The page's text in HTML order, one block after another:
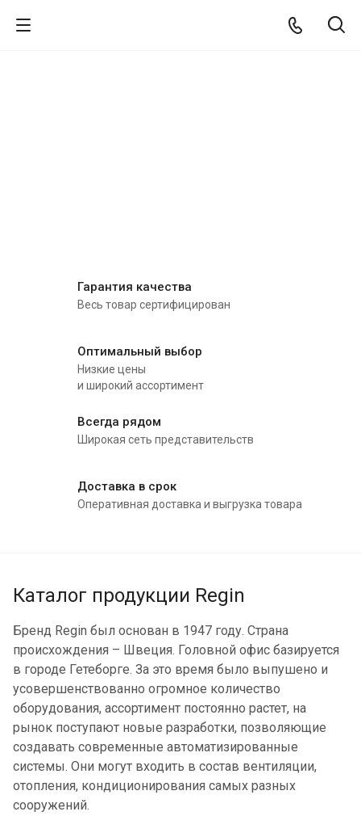
Гарантия качества
Весь товар сертифицирован
Оптимальный выбор
Низкие цены
и широкий ассортимент
Всегда рядом
Широкая сеть представительств
Доставка в срок
Оперативная доставка и выгрузка товара
Каталог продукции Regin
Бренд Regin был основан в 1947 году. Страна
происхождения – Швеция. Головной офис базируется
в городе Гетеборге. За это время было выпушено и
усовершенствованно огромное количество
оборудования, ассортимент постоянно растет, на
рынок поступают новые разработки, позволяющие
создавать современные автоматизированные
системы. Они могут входить в состав вентиляции,
отопления, кондиционирования самых разных
сооружений.